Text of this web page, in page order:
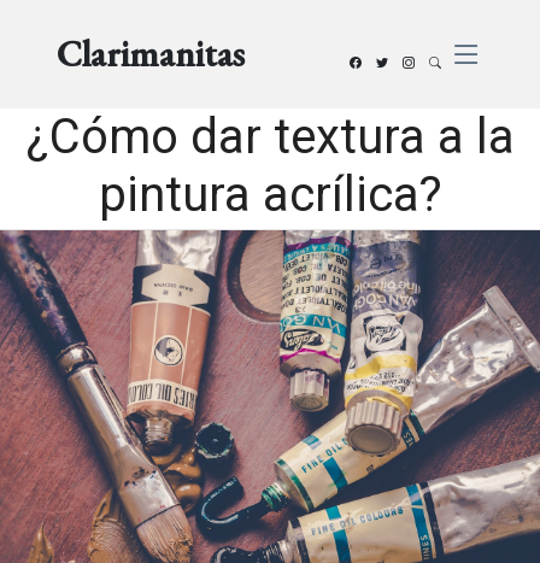
Clarimanitas
¿Cómo dar textura a la
pintura acrílica?